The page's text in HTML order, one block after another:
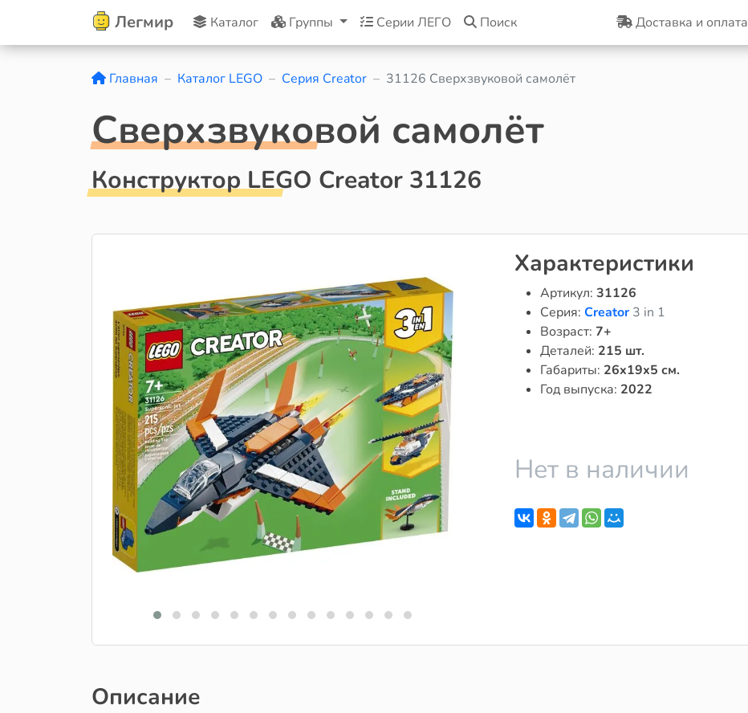
Легмир Каталог Группы Серии ЛЕГО Поиск Доставка и оплата
Главная Каталог LEGO Серия Creator 31126 Сверхзвуковой самолёт
Сверхзвуковой самолёт
Конструктор LEGO Creator 31126
Характеристики
Артикул: 31126
Серия: Creator3 in 1
Возраст: 7+
Деталей: 215 шт.
Габариты: 26x19x5 см.
Год выпуска: 2022
Нет в наличии
Описание